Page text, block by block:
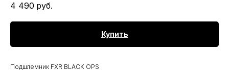
4 490 руб.
Купить
Подшлемник FXR BLACK OPS